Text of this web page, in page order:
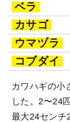
ベラ
カサゴ
ウマヅラ
コブダイ
カワハギの小
した。2〜24
最大24センチ